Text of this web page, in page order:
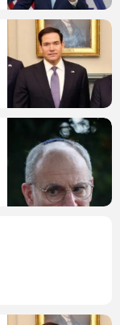
חדשות
חדשות